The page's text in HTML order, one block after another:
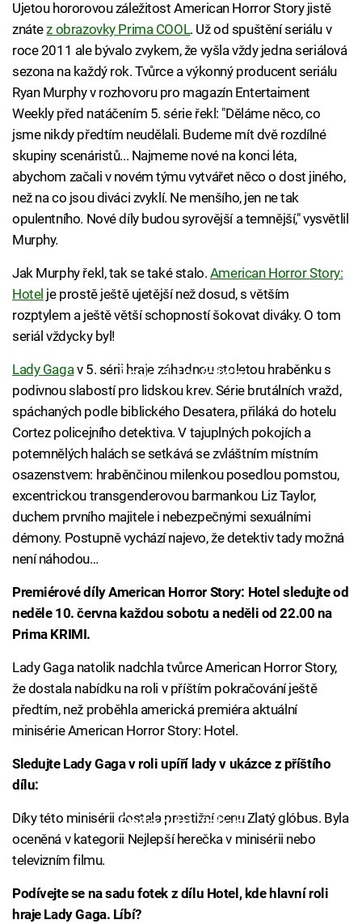
Ujetou hororovou záležitost American Horror Story jistě
znátez obrazovky Prima COOL. Už od spuštění seriálu v
roce 2011 ale bývalo zvykem, že vyšla vždy jedna seriálová
sezona na každý rok. Tvůrce a výkonný producent seriálu
Ryan Murphy v rozhovoru pro magazín Entertaiment
Weekly před natáčením 5. série řekl: "Děláme něco, co
jsme nikdy předtím neudělali. Budeme mít dvě rozdílné
skupiny scenáristů... Najmeme nové na konci léta,
abychom začali v novém týmu vytvářet něco o dost jiného,
než na co jsou diváci zvyklí. Ne menšího, jen ne tak
opulentního. Nové díly budou syrovější a temnější," vysvětlil
Murphy.
Jak Murphy řekl, tak se také stalo. American Horror Story:
Hotel je prostě ještě ujetější než dosud, s větším
rozptylem a ještě větší schopností šokovat diváky. O tom
seriál vždycky byl!
Failed to fetch
Lady Gagav 5. sérii hraje záhadnou stoletou hraběnku s
podivnou slabostí pro lidskou krev. Série brutálních vražd,
spáchaných podle biblického Desatera, přiláká do hotelu
Cortez policejního detektiva. V tajuplných pokojích a
potemnělých halách se setkává se zvláštním místním
osazenstvem: hraběnčinou milenkou posedlou pomstou,
excentrickou transgenderovou barmankou Liz Taylor,
duchem prvního majitele i nebezpečnými sexuálními
démony. Postupně vychází najevo, že detektiv tady možná
není náhodou…
Premiérové díly American Horror Story: Hotel sledujte od
neděle 10. června každou sobotu a neděli od 22.00 na
Prima KRIMI.
Lady Gaga natolik nadchla tvůrce American Horror Story,
že dostala nabídku na roli v příštím pokračování ještě
předtím, než proběhla americká premiéra aktuální
minisérie American Horror Story: Hotel.
Sledujte Lady Gaga v roli upíří lady v ukázce z příštího
dílu:
Failed to fetch
Díky této minisérii dostala prestižní cenu Zlatý glóbus. Byla
oceněná v kategorii Nejlepší herečka v minisérii nebo
televizním filmu.
Podívejte se na sadu fotek z dílu Hotel, kde hlavní roli
hraje Lady Gaga. Líbí?